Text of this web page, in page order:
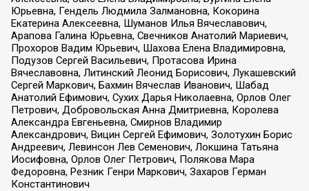
Юрьевна, Гендель Людмила Залмановна, Кокорина
Екатерина Алексеевна, Шуманов Илья Вячеславович,
Арапова Галина Юрьевна, Свечников Анатолий Мариевич,
Прохоров Вадим Юрьевич, Шахова Елена Владимировна,
Подузов Сергей Васильевич, Протасова Ирина
Вячеславовна, Литинский Леонид Борисович, Лукашевский
Сергей Маркович, Бахмин Вячеслав Иванович, Шабад
Анатолий Ефимович, Сухих Дарья Николаевна, Орлов Олег
Петрович, Добровольская Анна Дмитриевна, Королева
Александра Евгеньевна, Смирнов Владимир
Александрович, Вицин Сергей Ефимович, Золотухин Борис
Андреевич, Левинсон Лев Семенович, Локшина Татьяна
Иосифовна, Орлов Олег Петрович, Полякова Мара
Федоровна, Резник Генри Маркович, Захаров Герман
Константинович